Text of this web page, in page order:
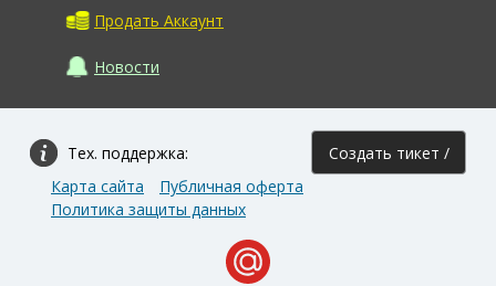
Продать Аккаунт
Новости
Тех. поддержка: Создать тикет /
Карта сайта
Публичная оферта
Политика защиты данных